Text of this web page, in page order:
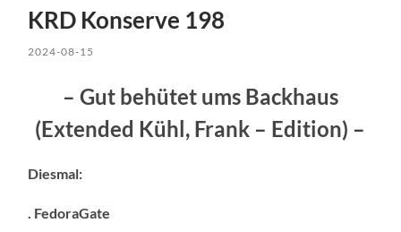
KRD Konserve 198
2024-08-15
– Gut behütet ums Backhaus
(Extended Kühl, Frank – Edition) –
Diesmal:
. FedoraGate